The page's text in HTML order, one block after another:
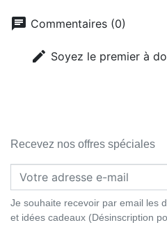
chat Commentaires (0)
edit Soyez le premier à
Recevez nos offres spéciales
Je souhaite recevoir par email les
et idées cadeaux (Désinscription